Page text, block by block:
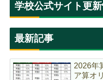
学校公式サイト更
最新記事
2026年
ア算オ